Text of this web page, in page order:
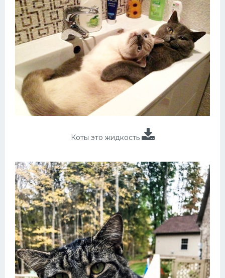
Коты это жидкость